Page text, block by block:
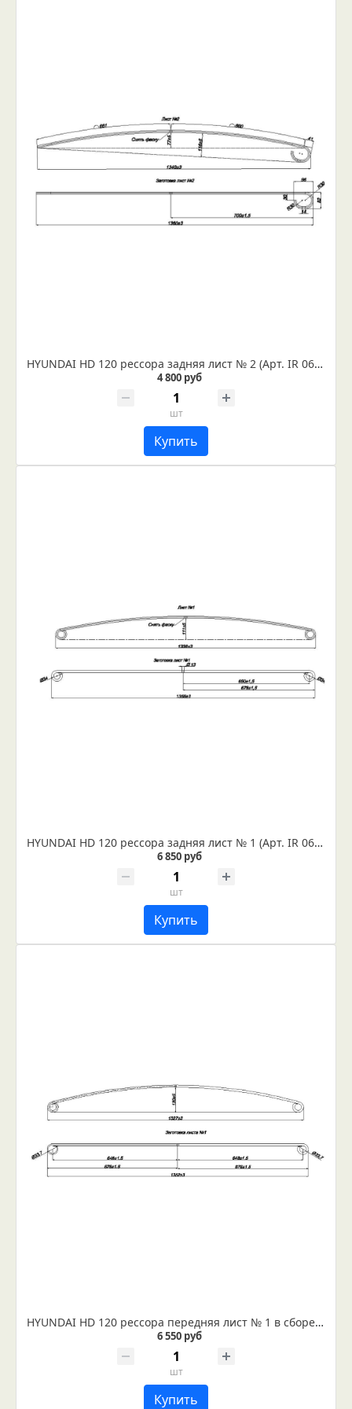
HYUNDAI HD 120 рессора задняя лист № 2 (Арт. IR 06-09-02)
4 800 руб
шт
Купить
HYUNDAI HD 120 рессора задняя лист № 1 (Арт. IR 06-09-01)
6 850 руб
шт
Купить
HYUNDAI HD 120 рессора передняя лист № 1 в сборе (Арт. IR 06-08-01в)
6 550 руб
шт
Купить